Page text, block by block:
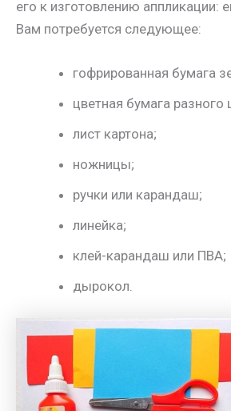
его к изготовлению аппликации:
Вам потребуется следующее:
гофрированная бумага
цветная бумага разного
лист картона;
ножницы;
ручки или карандаш;
линейка;
клей-карандаш или ПВА;
дырокол.